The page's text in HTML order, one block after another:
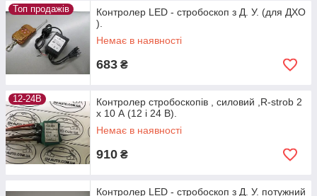
Топ продажів
Контролер LED - стробоскоп з Д. У. (для ДХО
).
Немає в наявності
683 ₴
12-24В
Контролер стробоскопів , силовий ,R-strob 2
х 10 А (12 і 24 В).
Немає в наявності
910 ₴
Контролер LED - стробоскоп з Д. У. потужний